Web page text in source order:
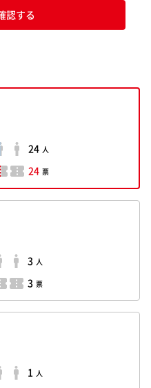
認する
24 人
24 票
3 人
3 票
1 人